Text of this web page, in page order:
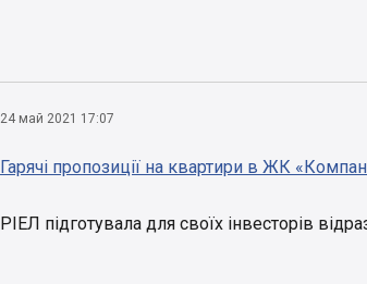
24 май 2021 17:07
Гарячі пропозиції на квартири в ЖК
РІЕЛ підготувала для своїх інвесторів